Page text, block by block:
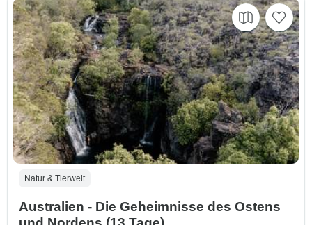
Natur & Tierwelt
Australien - Die Geheimnisse des Ostens